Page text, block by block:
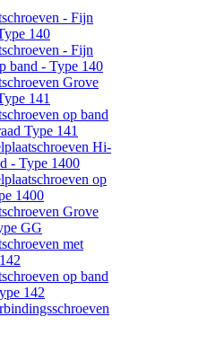
- Fijn
140
- Fijn
band - Type 140
Grove
141
op band
Type 141
Hi-
- Type 1400
op
1400
Grove
GG
met
op band
142